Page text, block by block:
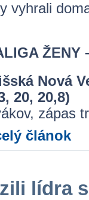
vyhrali
Nová
20, 20,8)
zápas
článok
lídra